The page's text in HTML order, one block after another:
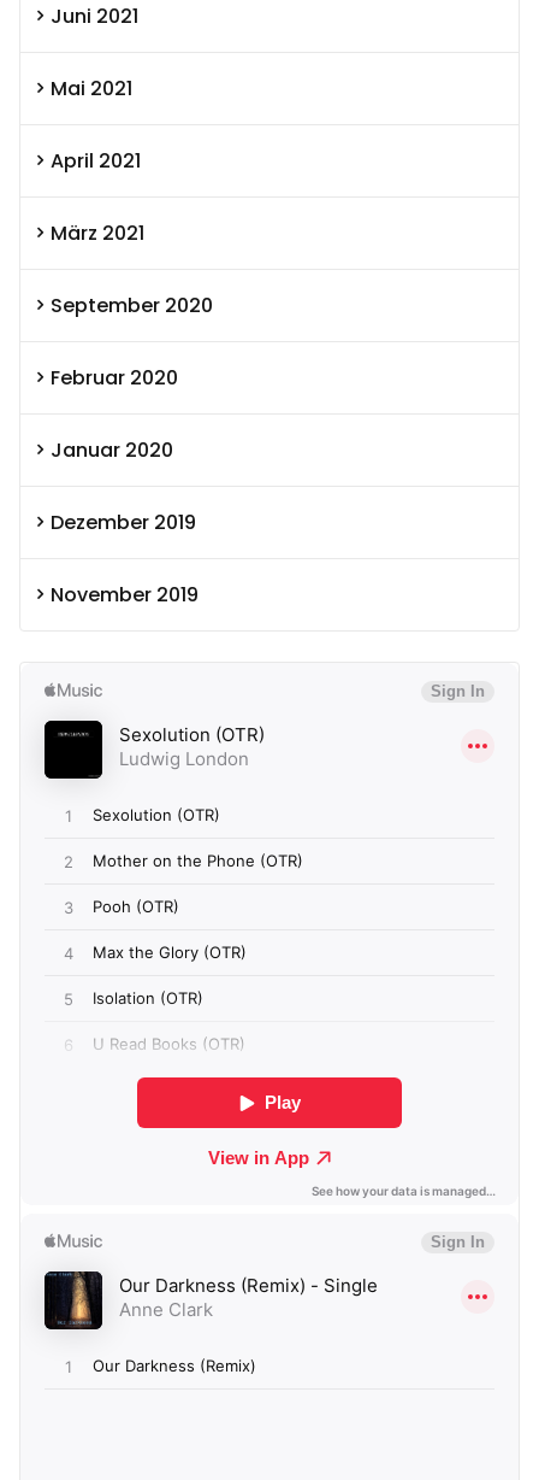
Juni 2021
Mai 2021
April 2021
März 2021
September 2020
Februar 2020
Januar 2020
Dezember 2019
November 2019